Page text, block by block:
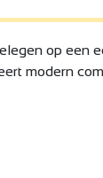
op een
modern